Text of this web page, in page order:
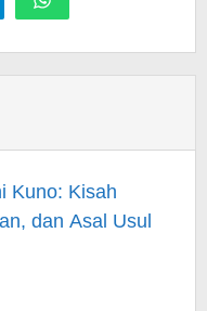
Kuno: Kisah
dan Asal Usul